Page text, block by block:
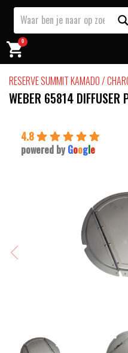
0
RESERVE SUMMIT KAMADO /
WEBER 65814 DIFFUSER
4.8
powered by Google